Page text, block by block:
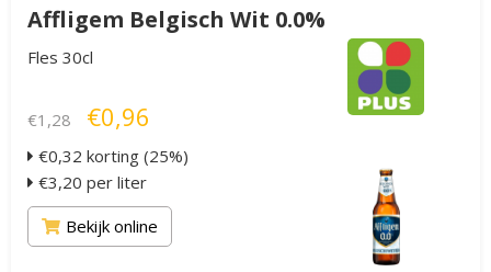
Affligem Belgisch Wit 0.0%
Fles 30cl
€1,28 €0,96
€0,32 korting (25%)
€3,20 per liter
Bekijk online